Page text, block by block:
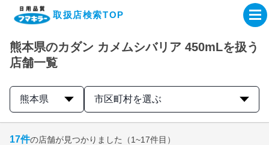
取扱店検索TOP
企業・IR情報サイト
製品情報サイト
熊本県のカダン カメムシバリア 450mLを扱う
店舗一覧
熊本県 市区町村を選ぶ
17件の店舗が見つかりました （1~17件目）